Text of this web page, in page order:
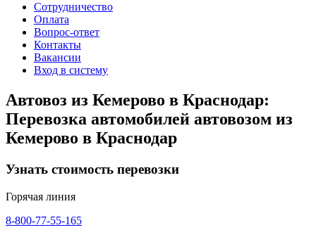
Сотрудничество
Оплата
Вопрос-ответ
Контакты
Вакансии
Вход в систему
Автовоз из Кемерово в Краснодар:
Перевозка автомобилей автовозом из
Кемерово в Краснодар
Узнать стоимость перевозки
Горячая линия
8-800-77-55-165